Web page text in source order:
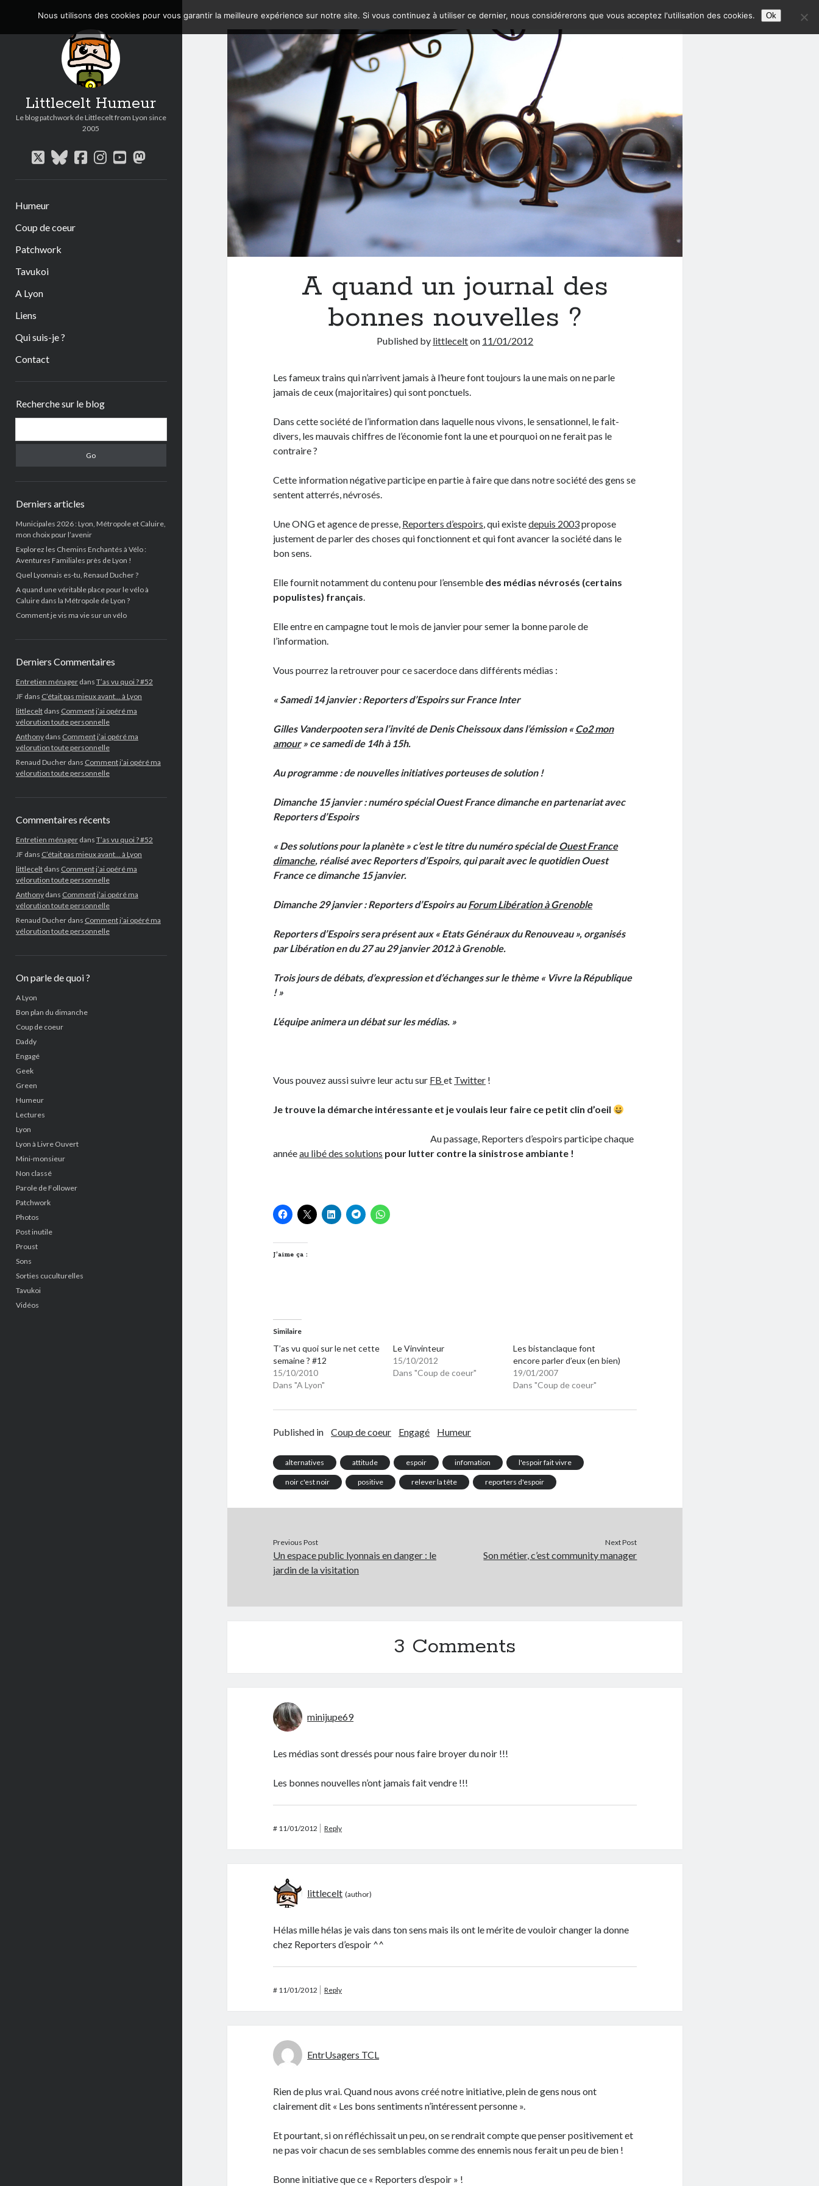
Littlecelt Humeur
Le blog patchwork de Littlecelt from Lyon since
2005
twitterbluesky
facebook
instagram
youtube
mastodon
Humeur
Coup de coeur
Patchwork
Tavukoi
A Lyon
Liens
Qui suis-je ?
Contact
Recherche sur le blog
Derniers articles
Municipales 2026 : Lyon, Métropole et Caluire,
mon choix pour l’avenir
Explorez les Chemins Enchantés à Vélo :
Aventures Familiales près de Lyon !
Quel Lyonnais es-tu, Renaud Ducher ?
A quand une véritable place pour le vélo à
Caluire dans la Métropole de Lyon ?
Comment je vis ma vie sur un vélo
Derniers Commentaires
Entretien ménagerdans T’as vu quoi ? #52
JF dans C’était pas mieux avant… à Lyon
littleceltdans Comment j’ai opéré ma
vélorution toute personnelle
Anthonydans Comment j’ai opéré ma
vélorution toute personnelle
Renaud Ducherdans Comment j’ai opéré ma
vélorution toute personnelle
Commentaires récents
Entretien ménagerdans T’as vu quoi ? #52
JF dans C’était pas mieux avant… à Lyon
littleceltdans Comment j’ai opéré ma
vélorution toute personnelle
Anthonydans Comment j’ai opéré ma
vélorution toute personnelle
Renaud Ducherdans Comment j’ai opéré ma
vélorution toute personnelle
On parle de quoi ?
A Lyon
Bon plan du dimanche
Coup de coeur
Daddy
Engagé
Geek
Green
Humeur
Lectures
Lyon
Lyon à Livre Ouvert
Mini-monsieur
Non classé
Parole de Follower
Patchwork
Photos
Post inutile
Proust
Sons
Sorties cuculturelles
Tavukoi
Vidéos
A quand un journal des
bonnes nouvelles ?
Published by littlecelton 11/01/2012
Les fameux trains qui n’arrivent jamais à l’heure font toujours la une mais on ne parle
jamais de ceux (majoritaires) qui sont ponctuels.
Dans cette société de l’information dans laquelle nous vivons, le sensationnel, le fait-
divers, les mauvais chiffres de l’économie font la une et pourquoi on ne ferait pas le
contraire ?
Cette information négative participe en partie à faire que dans notre société des gens se
sentent atterrés, névrosés.
Une ONG et agence de presse, Reporters d’espoirs, qui existedepuis 2003propose
justement de parler des choses qui fonctionnent et qui font avancer la société dans le
bon sens.
Elle fournit notamment du contenu pour l’ensemble des médias névrosés (certains
populistes) français.
Elle entre en campagne tout le mois de janvier pour semer la bonne parole de
l’information.
Vous pourrez la retrouver pour ce sacerdoce dans différents médias :
« Samedi 14 janvier : Reporters d’Espoirs sur France Inter
Gilles Vanderpooten sera l’invité de Denis Cheissoux dans l’émission «Co2 mon
amour» ce samedi de 14h à 15h.
Au programme : de nouvelles initiatives porteuses de solution !
Dimanche 15 janvier : numéro spécial Ouest France dimanche en partenariat avec
Reporters d’Espoirs
« Des solutions pour la planète » c’est le titre du numéro spécial deOuest France
dimanche, réalisé avec Reporters d’Espoirs, qui parait avec le quotidien Ouest
France ce dimanche 15 janvier.
Dimanche 29 janvier : Reporters d’Espoirs auForum Libération à Grenoble
Reporters d’Espoirs sera présent aux « Etats Généraux du Renouveau », organisés
par Libération en du 27 au 29 janvier 2012 à Grenoble.
Trois jours de débats, d’expression et d’échanges sur le thème « Vivre la République
! »
L’équipe animera un débat sur les médias. »
Vous pouvez aussi suivre leur actu sur FBet Twitter !
Je trouve la démarche intéressante et je voulais leur faire ce petit clin d’oeil
Au passage, Reporters d’espoirs participe chaque
annéeau libé des solutions pour lutter contre la sinistrose ambiante !
J’aime ça :
Similaire
T’as vu quoi sur le net cette
semaine ? #12
15/10/2010
Dans "A Lyon"
Le Vinvinteur
15/10/2012
Dans "Coup de coeur"
Les bistanclaque font
encore parler d’eux (en bien)
19/01/2007
Dans "Coup de coeur"
Published in Coup de coeur Engagé Humeur
alternatives attitude espoir infomation l'espoir fait vivre
noir c'est noir positive relever la tête reporters d'espoir
Previous Post
Un espace public lyonnais en danger : le
jardin de la visitation
Next Post
Son métier, c’est community manager
3 Comments
minijupe69
Les médias sont dressés pour nous faire broyer du noir !!!
Les bonnes nouvelles n’ont jamais fait vendre !!!
# 11/01/2012 Reply
littlecelt
Hélas mille hélas je vais dans ton sens mais ils ont le mérite de vouloir changer la donne
chez Reporters d’espoir ^^
# 11/01/2012 Reply
EntrUsagers TCL
Rien de plus vrai. Quand nous avons créé notre initiative, plein de gens nous ont
clairement dit « Les bons sentiments n’intéressent personne ».
Et pourtant, si on réfléchissait un peu, on se rendrait compte que penser positivement et
ne pas voir chacun de ses semblables comme des ennemis nous ferait un peu de bien !
Bonne initiative que ce « Reporters d’espoir » !
Nous utilisons des cookies pour vous garantir la meilleure expérience sur notre site. Si vous continuez à utiliser ce dernier, nous considérerons que vous acceptez l'utilisation des cookies. Ok